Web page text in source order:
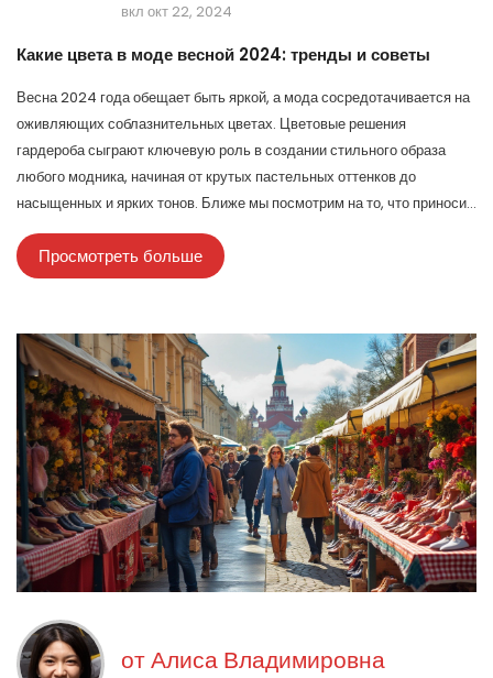
вкл окт 22, 2024
Какие цвета в моде весной 2024: тренды и советы
Весна 2024 года обещает быть яркой, а мода сосредотачивается на
оживляющих соблазнительных цветах. Цветовые решения
гардероба сыграют ключевую роль в создании стильного образа
любого модника, начиная от крутых пастельных оттенков до
насыщенных и ярких тонов. Ближе мы посмотрим на то, что приносит
этот модный сезон, какие векторы цветовой палитры будут в
приоритете и как сочетать их для создания актуального образа.
Просмотреть больше
отАлиса Владимировна